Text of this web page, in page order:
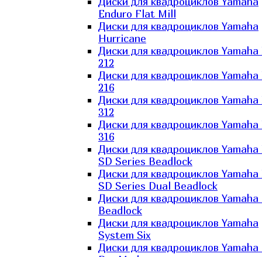
Enduro Flat Mill
Диски для квадроциклов Yamaha
Hurricane
Диски для квадроциклов
212
Диски для квадроциклов
216
Диски для квадроциклов
312
Диски для квадроциклов
316
Диски для квадроциклов
SD Series Beadlock
Диски для квадроциклов
SD Series Dual Beadlock
Диски для квадроциклов Yamaha
Beadlock
Диски для квадроциклов Yamaha
System Six
Диски для квадроциклов Yamaha